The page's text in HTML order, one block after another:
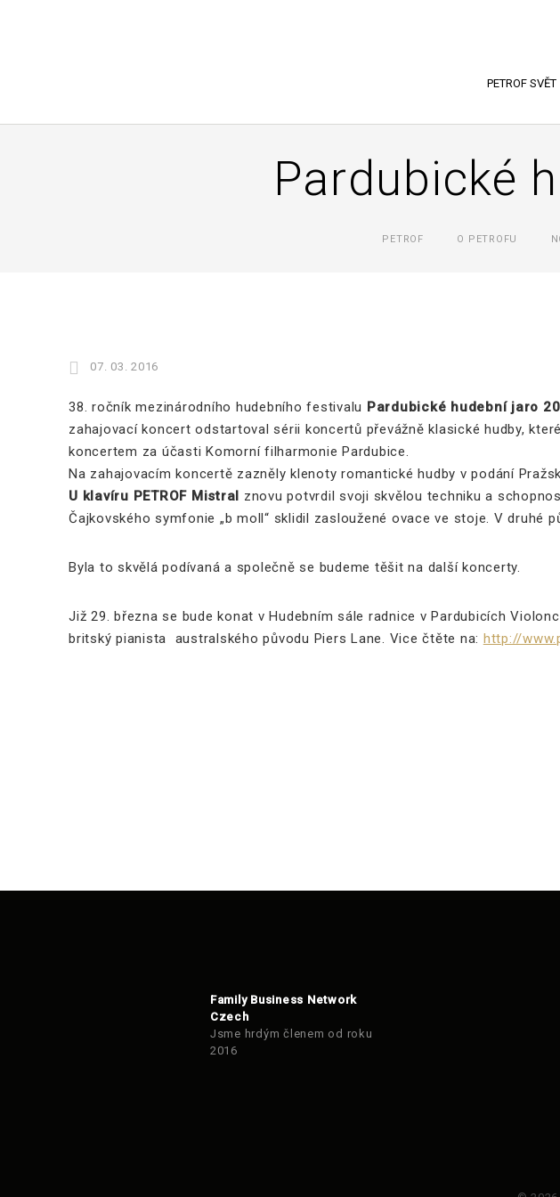
PETROF SVĚT
Pardubické
PETROF O PETROFU
07. 03. 2016
38. ročník mezinárodního hudebního festivalu Pardubické hudební jaro
zahajovací koncert odstartoval sérii koncertů převážně klasické hudby,
koncertem za účasti Komorní filharmonie Pardubice.
Na zahajovacím koncertě zazněly klenoty romantické hudby v podání
U klavíru PETROF Mistral znovu potvrdil svoji skvělou techniku a
Čajkovského symfonie „b moll“ sklidil zasloužené ovace ve stoje. V druhé
Byla to skvělá podívaná a společně se budeme těšit na další koncerty.
Již 29. března se bude konat v Hudebním sále radnice v Pardubicích
britský pianista australského původu Piers Lane. Vice čtěte na: http://
Family Business Network
Czech
Jsme hrdým členem od roku
2016